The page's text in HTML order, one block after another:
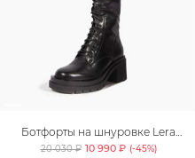
Ботфорты на шнуровке Lera
Nena Unreal
20 030 ₽ 10 990 ₽ (-45%)